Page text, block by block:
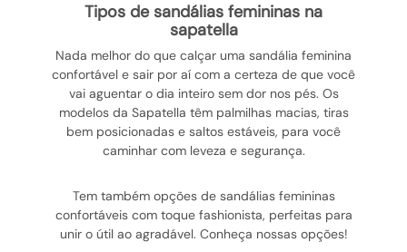
tipos de sandálias femininas na
sapatella
Nada melhor do que calçar uma sandália feminina
confortável e sair por aí com a certeza de que você
vai aguentar o dia inteiro sem dor nos pés. Os
modelos da Sapatella têm palmilhas macias, tiras
bem posicionadas e saltos estáveis, para você
caminhar com leveza e segurança.
Tem também opções de sandálias femininas
confortáveis com toque fashionista, perfeitas para
unir o útil ao agradável. Conheça nossas opções!